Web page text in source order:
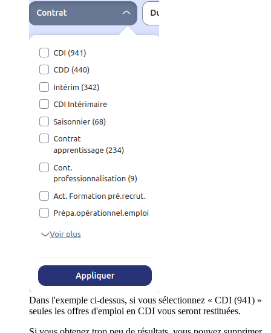
Dans l'exemple ci-dessus, si vous sélectionnez « CDI (941) »
seules les offres d'emploi en CDI vous seront restituées.